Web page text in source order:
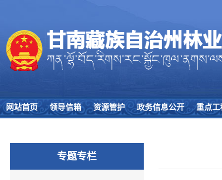
网站首页 领导信箱 资源管护 政务信息公开 重点工
专题专栏